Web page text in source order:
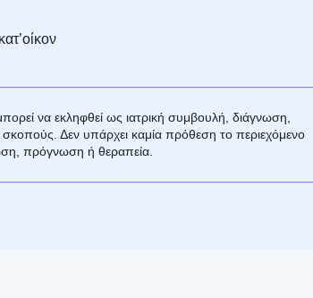
να εκληφθεί ως ιατρική συμβουλή, διάγνωση,
σκοπούς. Δεν υπάρχει καμία πρόθεση το περιεχόμενο
πρόγνωση ή θεραπεία.